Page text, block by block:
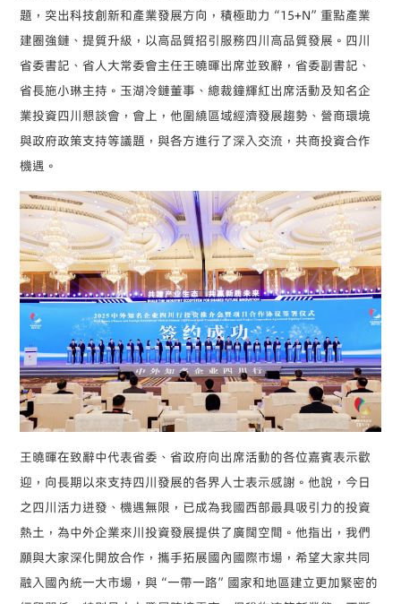
題，突出科技創新和產業發展方向，積極助力“15+N”重點產業
建圈強鏈、提質升級，以高品質招引服務四川高品質發展。四川
省委書記、省人大常委會主任王曉暉出席並致辭，省委副書記、
省長施小琳主持。玉湖冷鏈董事、總裁鐘輝紅出席活動及知名企
業投資四川懇談會，會上，他圍繞區域經濟發展趨勢、營商環境
與政府政策支持等議題，與各方進行了深入交流，共商投資合作
機遇。
王曉暉在致辭中代表省委、省政府向出席活動的各位嘉賓表示歡
迎，向長期以來支持四川發展的各界人士表示感謝。他說，今日
之四川活力迸發、機遇無限，已成為我國西部最具吸引力的投資
熱土，為中外企業來川投資發展提供了廣闊空間。他指出，我們
願與大家深化開放合作，攜手拓展國內國際市場，希望大家共同
融入國內統一大市場，與“一帶一路”國家和地區建立更加緊密的